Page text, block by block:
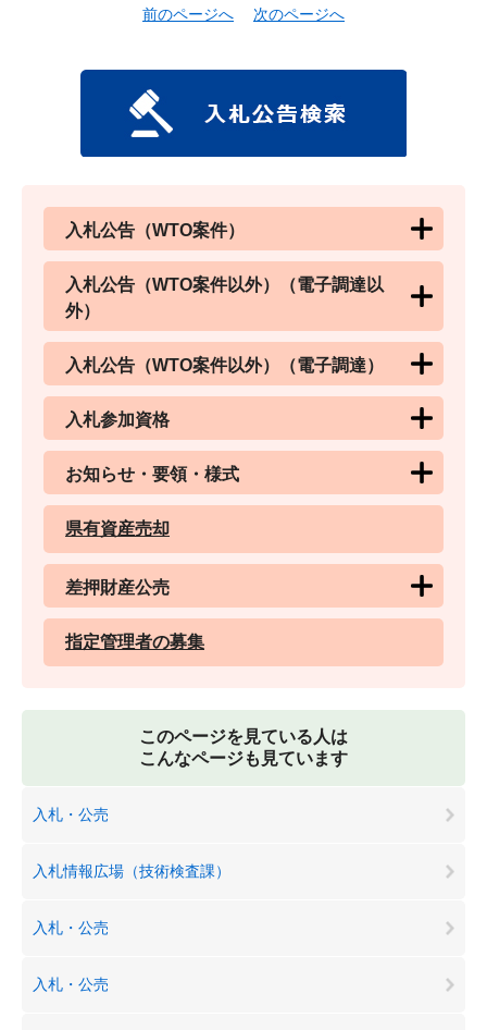
前のページへ 次のページへ
入札公告（WTO案件）
入札公告（WTO案件以外）（電子調達以
外）
入札公告（WTO案件以外）（電子調達）
入札参加資格
お知らせ・要領・様式
県有資産売却
差押財産公売
指定管理者の募集
このページを見ている人は
こんなページも見ています
入札・公売
入札情報広場（技術検査課）
入札・公売
入札・公売